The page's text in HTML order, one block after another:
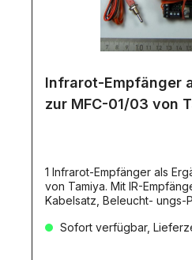
Infrarot-Empfänger
zur MFC-01/03 von
1 Infrarot-Empfänger als Ergänzung
von Tamiya. Mit IR-Empfänger. IR-
Kabelsatz, Beleucht- ungs-
notwen dig.Dieses
Sofort verfügbar,